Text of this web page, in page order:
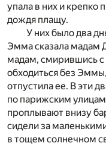
упала в них и крепко
дождя плащу.
У них было два
Эмма сказала мадам
мадам, смирившись с
обходиться без
отпустила ее. В эти
по парижским
проплывают внизу
сидели за
в тощем солнечном